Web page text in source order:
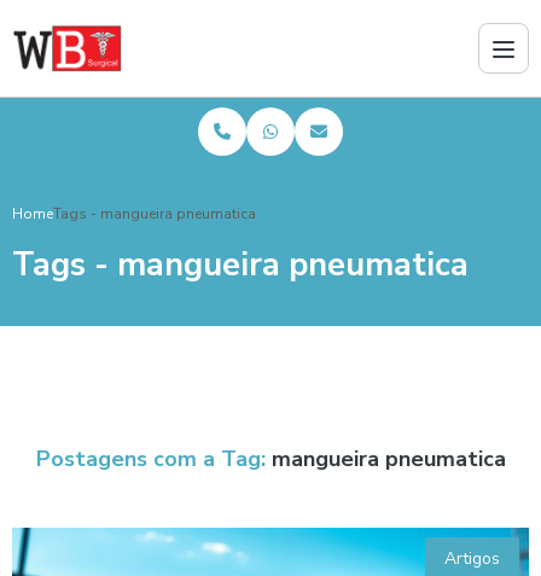
HomeTags - mangueira pneumatica
Tags - mangueira pneumatica
Postagens com a Tag: mangueira pneumatica
Artigos